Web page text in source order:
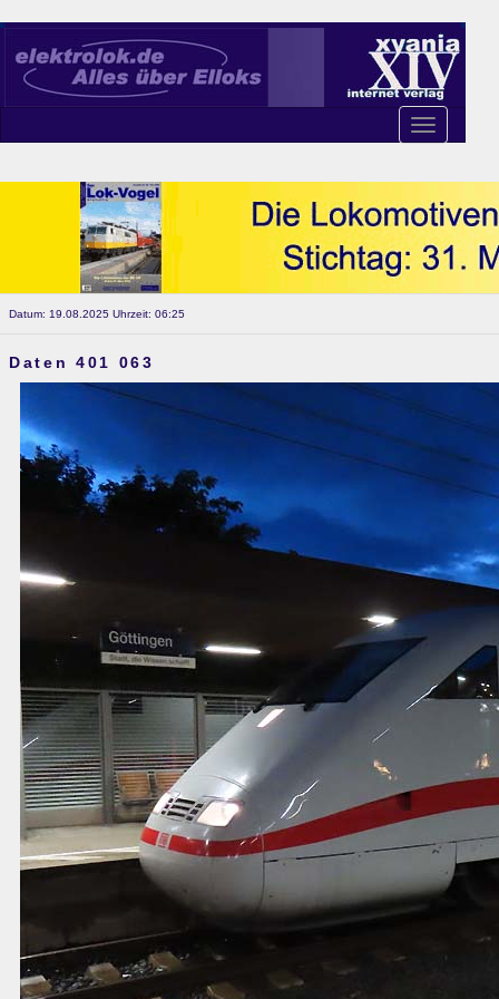
Toggle
navigation
Datum: 19.08.2025 Uhrzeit: 06:25
Daten 401 063